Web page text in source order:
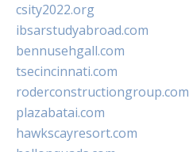
csity2022.org
ibsarstudyabroad.com
bennusehgall.com
tsecincinnati.com
roderconstructiongroup.com
plazabatai.com
hawkscayresort.com